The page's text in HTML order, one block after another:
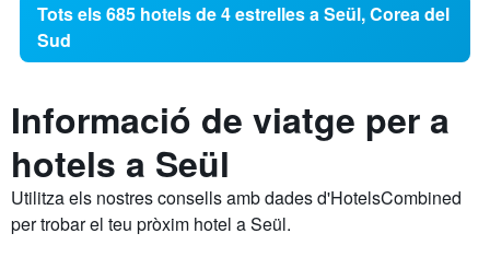
Tots els 685 hotels de 4 estrelles a Seül, Corea del
Sud
Informació de viatge per a
hotels a Seül
Utilitza els nostres consells amb dades d'HotelsCombined
per trobar el teu pròxim hotel a Seül.